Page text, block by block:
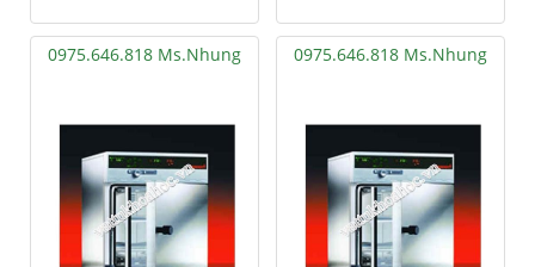
0975.646.818 Ms.Nhung 0975.646.818 Ms.Nhung